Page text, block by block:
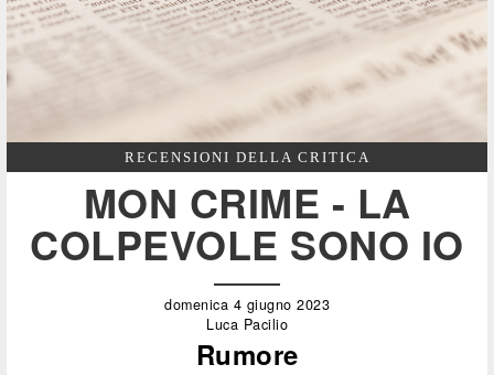
RECENSIONI DELLA CRITICA
MON CRIME - LA
COLPEVOLE SONO IO
domenica 4 giugno 2023
Luca Pacilio
Rumore